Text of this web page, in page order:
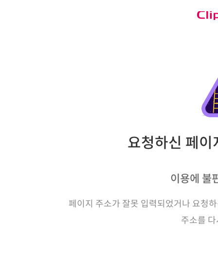
요청하신 페
이용에 불
페이지 주소가 잘못 입력되었거나 요청
주소를